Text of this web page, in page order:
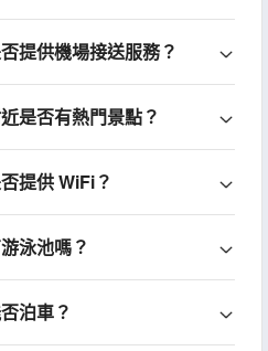
提供機場接送服務？
是否有熱門景點？
提供 WiFi？
泳池嗎？
泊車？